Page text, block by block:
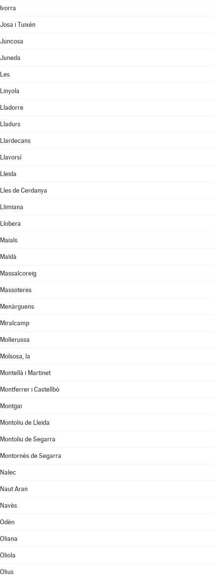
Ivorra
Josa i Tuixén
Juncosa
Juneda
Les
Linyola
Lladorre
Lladurs
Llardecans
Llavorsí
Lleida
Lles de Cerdanya
Llimiana
Llobera
Maials
Maldà
Massalcoreig
Massoteres
Menàrguens
Miralcamp
Mollerussa
Molsosa, la
Montellà i Martinet
Montferrer i Castellbò
Montgai
Montoliu de Lleida
Montoliu de Segarra
Montornès de Segarra
Nalec
Naut Aran
Navès
Odèn
Oliana
Oliola
Olius